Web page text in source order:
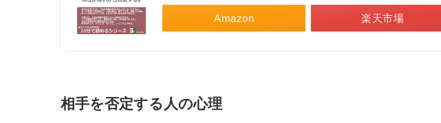
Amazon 楽天市場
相手を否定する人の心理